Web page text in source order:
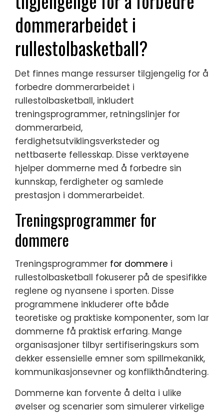
dommerarbeidet i
rullestolbasketball?
Det finnes mange ressurser tilgjengelig for å
forbedre dommerarbeidet i
rullestolbasketball, inkludert
treningsprogrammer, retningslinjer for
dommerarbeid,
ferdighetsutviklingsverksteder og
nettbaserte fellesskap. Disse verktøyene
hjelper dommerne med å forbedre sin
kunnskap, ferdigheter og samlede
prestasjon i dommerarbeidet.
Treningsprogrammer for
dommere
Treningsprogrammer for dommere i
rullestolbasketball fokuserer på de spesifikke
reglene og nyansene i sporten. Disse
programmene inkluderer ofte både
teoretiske og praktiske komponenter, som lar
dommerne få praktisk erfaring. Mange
organisasjoner tilbyr sertifiseringskurs som
dekker essensielle emner som spillmekanikk,
kommunikasjonsevner og konflikthåndtering.
Dommerne kan forvente å delta i ulike
øvelser og scenarier som simulerer virkelige